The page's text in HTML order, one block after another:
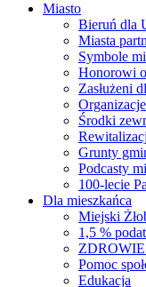
Miasto
Bieruń dla
Miasta
Symbole
Honorowi
Zasłużeni
Środki
Grunty
Podcasty
100-lecie
Dla mieszkańca
Miejski
1,5 %
ZDROWIE
Pomoc
Edukacja